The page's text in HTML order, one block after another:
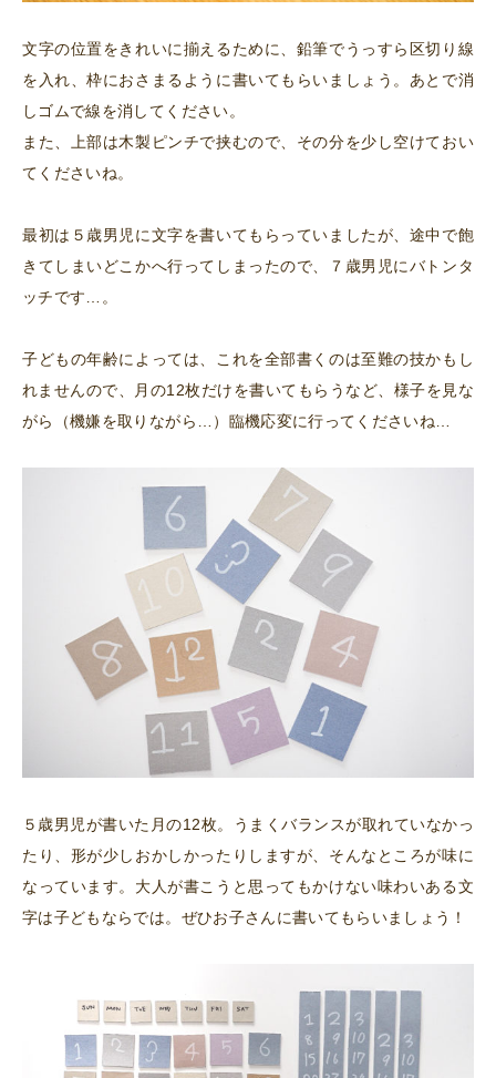
文字の位置をきれいに揃えるために、鉛筆でうっすら区切り線
を入れ、枠におさまるように書いてもらいましょう。あとで消
しゴムで線を消してください。
また、上部は木製ピンチで挟むので、その分を少し空けておい
てくださいね。
最初は５歳男児に文字を書いてもらっていましたが、途中で飽
きてしまいどこかへ行ってしまったので、７歳男児にバトンタ
ッチです…。
子どもの年齢によっては、これを全部書くのは至難の技かもし
れませんので、月の12枚だけを書いてもらうなど、様子を見な
がら（機嫌を取りながら…）臨機応変に行ってくださいね…
５歳男児が書いた月の12枚。うまくバランスが取れていなかっ
たり、形が少しおかしかったりしますが、そんなところが味に
なっています。大人が書こうと思ってもかけない味わいある文
字は子どもならでは。ぜひお子さんに書いてもらいましょう！